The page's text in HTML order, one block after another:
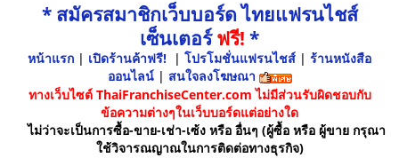
* สมัครสมาชิกเว็บบอร์ด ไทยแฟรนไชส์
เซ็นเตอร์ฟรี! *
หน้าแรก | เปิดร้านค้าฟรี! | โปรโมชั่นแฟรนไชส์ | ร้านหนังสือ
ออนไลน์ | สนใจลงโฆษณา
ทางเว็บไซต์ ThaiFranchiseCenter.com ไม่มีส่วนรับผิดชอบกับ
ข้อความต่างๆในเว็บบอร์ดแต่อย่างใด
ไม่ว่าจะเป็นการซื้อ-ขาย-เช่า-เซ้ง หรือ อื่นๆ (ผู้ซื้อ หรือ ผู้ขาย กรุณา
ใช้วิจารณญาณในการติดต่อทางธุรกิจ)